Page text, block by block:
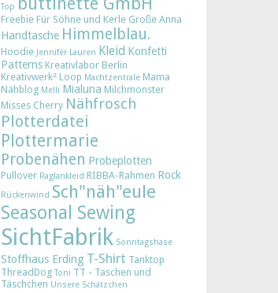
Top
Freebie Für Söhne und Kerle Große Anna
Handtasche Himmelblau.
Hoodie Jennifer Lauren Kleid Konfetti
Patterns Kreativlabor Berlin
Kreativwerk² Loop Machtzentrale Mama
Nähblog Melli Mialuna Milchmonster
Misses Cherry Nähfrosch
Plotterdatei
Plottermarie
Probenähen Probeplotten
Pullover Raglankleid RIBBA-Rahmen Rock
Rückenwind Sch"näh"eule
Seasonal Sewing
SichtFabrik Sonntagshase
Stoffhaus Erding T-Shirt Tanktop
ThreadDog Toni TT - Taschen und
Täschchen Unsere Schätzchen